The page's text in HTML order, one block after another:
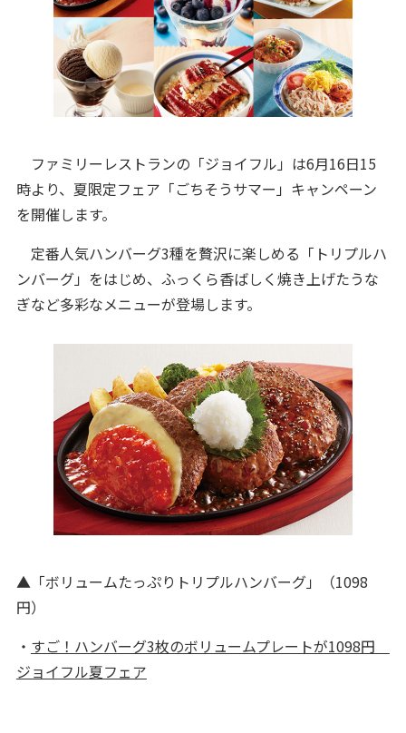
ファミリーレストランの「ジョイフル」は6月16日15
時より、夏限定フェア「ごちそうサマー」キャンペーン
を開催します。
定番人気ハンバーグ3種を贅沢に楽しめる「トリプルハ
ンバーグ」をはじめ、ふっくら香ばしく焼き上げたうな
ぎなど多彩なメニューが登場します。
▲「ボリュームたっぷりトリプルハンバーグ」（1098
円）
・ すご！ハンバーグ3枚のボリュームプレートが1098円
ジョイフル夏フェア